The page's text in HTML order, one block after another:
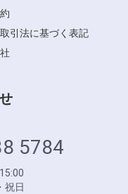
引法に基づく表記
5784
日